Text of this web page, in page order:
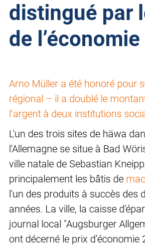
distingué par
de l’économie
Arno Müller a été honoré pour
régional – il a doublé le
l’argent à deux institutions
L'un des trois sites de häwa
l'Allemagne se situe à Bad
ville natale de Sebastian
principalement les bâtis de
l'un des produits à succès des
années. La ville, la caisse
journal local "Augsburger
ont décerné le prix d’économie